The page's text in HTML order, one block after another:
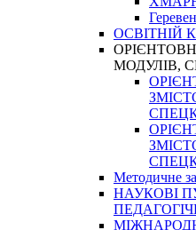
ОСВІТНІЙ
МОДУЛІВ,
Методичне
НАУКОВІ